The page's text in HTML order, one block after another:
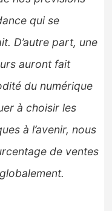
qui se
D’autre part, une
auront fait
du numérique
à choisir les
à l’avenir, nous
de ventes